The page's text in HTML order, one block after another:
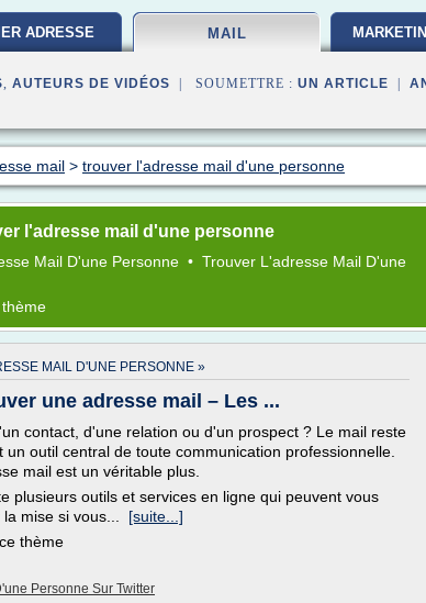
ADRESSE MAIL
, AUTEURS DE VIDÉOS | SOUMETTRE : UN ARTICLE
mail > trouver l'adresse mail d'une personne
l'adresse mail d'une personne
Mail D'une Personne • Trouver L'adresse Mail D'une
MAIL D'UNE PERSONNE »
une adresse mail – Les ...
contact, d'une relation ou d'un prospect ? Le mail reste
outil central de toute communication professionnelle.
mail est un véritable plus.
plusieurs outils et services en ligne qui peuvent vous
mise si vous... [suite...]
thème
Personne Sur Twitter